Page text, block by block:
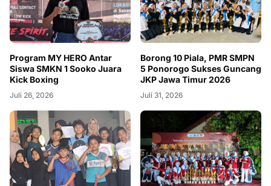
Program MY HERO Antar
Siswa SMKN 1 Sooko Juara
Kick Boxing
Juli 26, 2026
Borong 10 Piala, PMR SMPN
5 Ponorogo Sukses Guncang
JKP Jawa Timur 2026
Juli 31, 2026